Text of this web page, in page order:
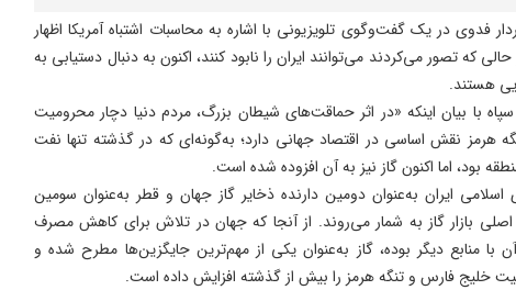
فدوی در یک گفت‌وگوی تلویزیونی با اشاره به محاسبات اشتباه آمریکا اظهار
که تصور می‌کردند می‌توانند ایران را نابود کنند، اکنون به دنبال دستیابی به
هستند.
با بیان اینکه «در اثر حماقت‌های شیطان بزرگ، مردم دنیا دچار محرومیت
هرمز نقش اساسی در اقتصاد جهانی دارد؛ به‌گونه‌ای که در گذشته تنها نفت
بود، اما اکنون گاز نیز به آن افزوده شده است.
ایران به‌عنوان دومین دارنده ذخایر گاز جهان و قطر به‌عنوان سومین
اصلی بازار گاز به شمار می‌روند. از آنجا که جهان در تلاش برای کاهش مصرف
با منابع دیگر بوده، گاز به‌عنوان یکی از مهم‌ترین جایگزین‌ها مطرح شده و
خلیج فارس و تنگه هرمز را بیش از گذشته افزایش داده است.